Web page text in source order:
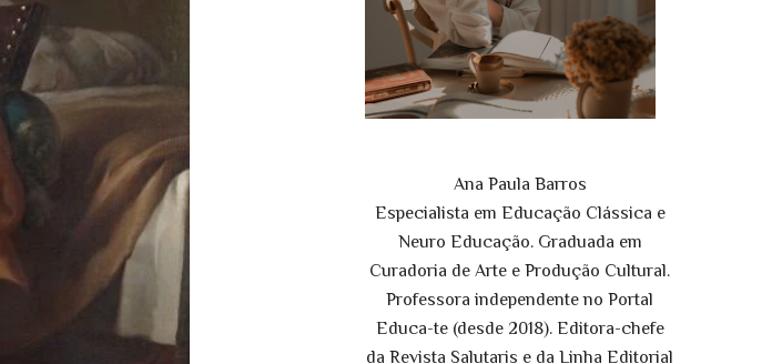
Ana Paula Barros
Especialista em Educação Clássica e
Neuro Educação. Graduada em
Curadoria de Arte e Produção Cultural.
Professora independente no Portal
Educa-te (desde 2018). Editora-chefe
da Revista Salutaris e da Linha Editorial